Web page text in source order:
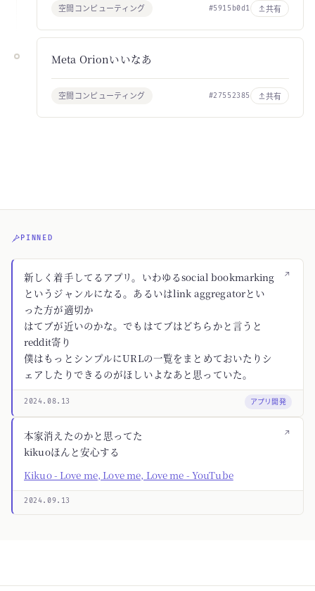
空間コンピューティング #5915b0d1 共有
Meta Orionいいなあ
空間コンピューティング #27552385 共有
PINNED
↗
新しく着手してるアプリ。いわゆるsocial bookmarking
というジャンルになる。あるいはlink aggregatorとい
った方が適切か
はてブが近いのかな。でもはてブはどちらかと言うと
reddit寄り
僕はもっとシンプルにURLの一覧をまとめておいたりシ
ェアしたりできるのがほしいよなあと思っていた。
2024.08.13 アプリ開発
↗
本家消えたのかと思ってた
kikuoほんと安心する
Kikuo - Love me, Love me, Love me - YouTube
2024.09.13